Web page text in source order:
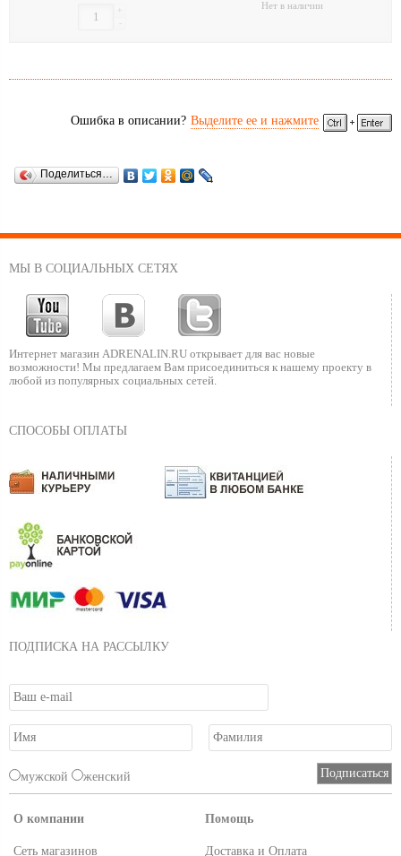
-
+ Нет в наличии
Ошибка в описании? Выделите ее и нажмите
Поделиться…
МЫ В СОЦИАЛЬНЫХ СЕТЯХ
Интернет магазин ADRENALIN.RU открывает для вас новые
возможности! Мы предлагаем Вам присоединиться к нашему проекту в
любой из популярных социальных сетей.
СПОСОБЫ ОПЛАТЫ
ПОДПИСКА НА РАССЫЛКУ
мужской женский
О компании
Сеть магазинов
Помощь
Доставка и Оплата